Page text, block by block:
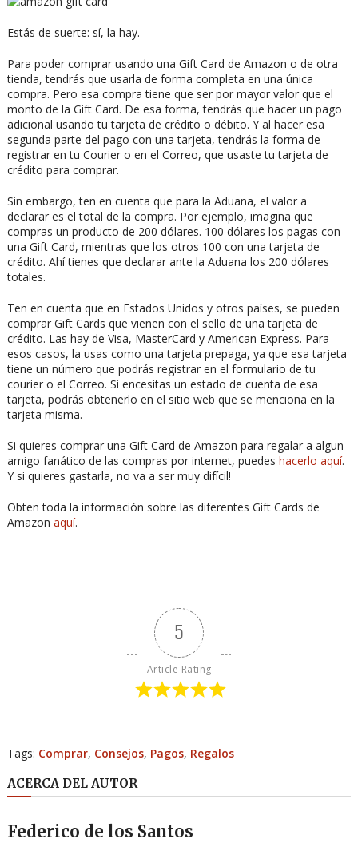
Estás de suerte: sí, la hay.
Para poder comprar usando una Gift Card de Amazon o de otra
tienda, tendrás que usarla de forma completa en una única
compra. Pero esa compra tiene que ser por mayor valor que el
monto de la Gift Card. De esa forma, tendrás que hacer un pago
adicional usando tu tarjeta de crédito o débito. Y al hacer esa
segunda parte del pago con una tarjeta, tendrás la forma de
registrar en tu Courier o en el Correo, que usaste tu tarjeta de
crédito para comprar.
Sin embargo, ten en cuenta que para la Aduana, el valor a
declarar es el total de la compra. Por ejemplo, imagina que
compras un producto de 200 dólares. 100 dólares los pagas con
una Gift Card, mientras que los otros 100 con una tarjeta de
crédito. Ahí tienes que declarar ante la Aduana los 200 dólares
totales.
Ten en cuenta que en Estados Unidos y otros países, se pueden
comprar Gift Cards que vienen con el sello de una tarjeta de
crédito. Las hay de Visa, MasterCard y American Express. Para
esos casos, la usas como una tarjeta prepaga, ya que esa tarjeta
tiene un número que podrás registrar en el formulario de tu
courier o el Correo. Si encesitas un estado de cuenta de esa
tarjeta, podrás obtenerlo en el sitio web que se menciona en la
tarjeta misma.
Si quieres comprar una Gift Card de Amazon para regalar a algun
amigo fanático de las compras por internet, puedes hacerlo aquí.
Y si quieres gastarla, no va a ser muy difícil!
Obten toda la información sobre las diferentes Gift Cards de
Amazon aquí.
5
Article Rating
Tags: Comprar, Consejos, Pagos, Regalos
ACERCA DEL AUTOR
Federico de los Santos